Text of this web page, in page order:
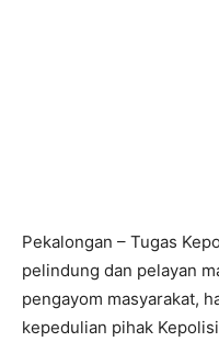
Pekalongan – Tugas
pelindung dan pelayan
pengayom masyarakat,
kepedulian pihak